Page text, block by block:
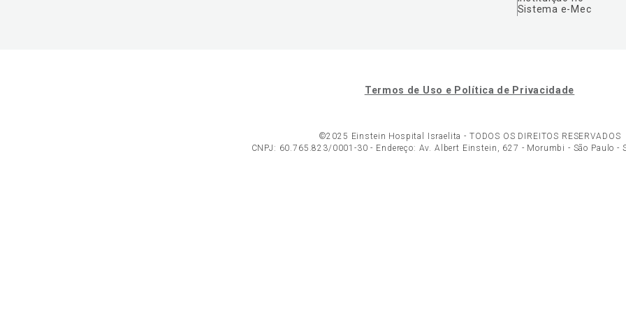
Sistema e-Mec
Termos de Uso e Política de Privacidade
©2025 Einstein Hospital Israelita - TODOS OS DIREITOS RESERVADOS
CNPJ: 60.765.823/0001-30 - Endereço: Av. Albert Einstein, 627 - Morumbi - São Paulo -